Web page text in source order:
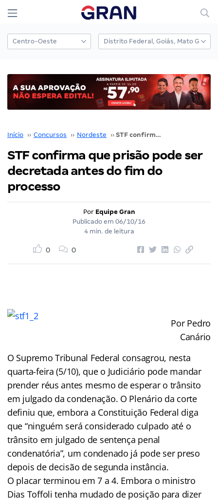
Início ›› Concursos ›› Nordeste ›› STF confirma que prisão pode ser decretada antes do fim do processo
STF confirma que prisão pode ser
decretada antes do fim do
processo
Por Equipe Gran
Publicado em 06/10/16
4 min. de leitura
0 0
Por Pedro
Canário
O Supremo Tribunal Federal consagrou, nesta
quarta-feira (5/10), que o Judiciário pode mandar
prender réus antes mesmo de esperar o trânsito
em julgado da condenação. O Plenário da corte
definiu que, embora a Constituição Federal diga
que “ninguém será considerado culpado até o
trânsito em julgado de sentença penal
condenatória”, um condenado já pode ser preso
depois de decisão de segunda instância.
O placar terminou em 7 a 4. Embora o ministro
Dias Toffoli tenha mudado de posição para dizer